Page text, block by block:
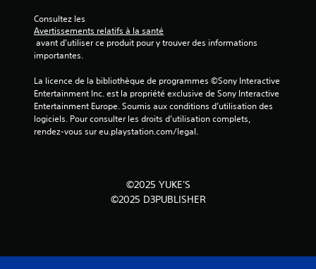
Consultez les
Avertissements relatifs à la santé
importantes.
La licence de la bibliothèque de programmes ©Sony Interactive
Entertainment Inc. est la propriété exclusive de Sony Interactive
Entertainment Europe. Soumis aux conditions d’utilisation des
logiciels. Pour consulter les droits d’utilisation complets,
rendez-vous sur eu.playstation.com/legal.
©2025 YUKE'S
©2025 D3PUBLISHER